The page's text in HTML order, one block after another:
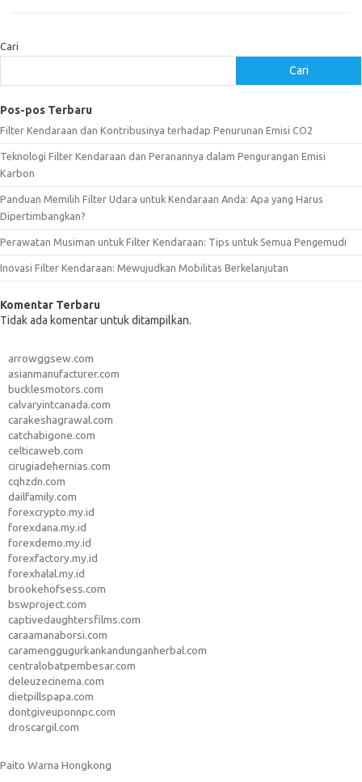
Cari
Cari
Pos-pos Terbaru
Filter Kendaraan dan Kontribusinya terhadap Penurunan Emisi CO2
Teknologi Filter Kendaraan dan Peranannya dalam Pengurangan Emisi
Karbon
Panduan Memilih Filter Udara untuk Kendaraan Anda: Apa yang Harus
Dipertimbangkan?
Perawatan Musiman untuk Filter Kendaraan: Tips untuk Semua Pengemudi
Inovasi Filter Kendaraan: Mewujudkan Mobilitas Berkelanjutan
Komentar Terbaru
Tidak ada komentar untuk ditampilkan.
arrowggsew.com
asianmanufacturer.com
bucklesmotors.com
calvaryintcanada.com
carakeshagrawal.com
catchabigone.com
celticaweb.com
cirugiadehernias.com
cqhzdn.com
dailfamily.com
forexcrypto.my.id
forexdana.my.id
forexdemo.my.id
forexfactory.my.id
forexhalal.my.id
brookehofsess.com
bswproject.com
captivedaughtersfilms.com
caraamanaborsi.com
caramenggugurkankandunganherbal.com
centralobatpembesar.com
deleuzecinema.com
dietpillspapa.com
dontgiveuponnpc.com
droscargil.com
Paito Warna Hongkong